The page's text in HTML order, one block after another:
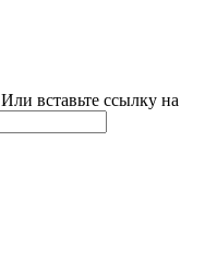
Или вставьте ссылку на